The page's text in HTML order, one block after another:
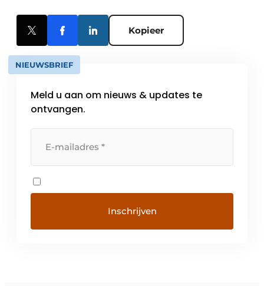
Kopieer
NIEUWSBRIEF
Meld u aan om nieuws & updates te
ontvangen.